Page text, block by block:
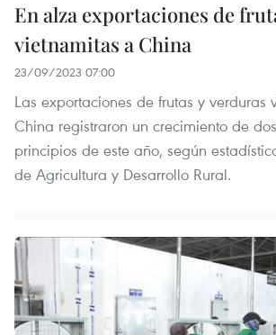
En alza exportaciones de
vietnamitas a China
23/09/2023 07:00
Las exportaciones de frutas y verduras
China registraron un crecimiento de
principios de este año, según
de Agricultura y Desarrollo Rural.